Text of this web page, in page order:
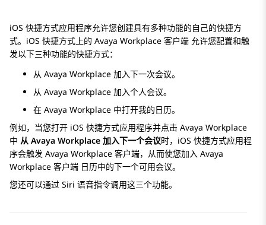
iOS 快捷方式应用程序允许您创建具有多种功能的自己的快捷方
式。iOS 快捷方式上的 Avaya Workplace 客户端 允许您配置和触
发以下三种功能的快捷方式：
从 Avaya Workplace 加入下一次会议。
从 Avaya Workplace 加入个人会议。
在 Avaya Workplace 中打开我的日历。
例如，当您打开 iOS 快捷方式应用程序并点击 Avaya Workplace
中 从 Avaya Workplace 加入下一个会议时，iOS 快捷方式应用程
序会触发 Avaya Workplace 客户端，从而使您加入 Avaya
Workplace 客户端 日历中的下一个可用会议。
您还可以通过 Siri 语音指令调用这三个功能。